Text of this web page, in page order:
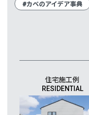
#カベのアイデア事典
住宅施工例
RESIDENTIAL